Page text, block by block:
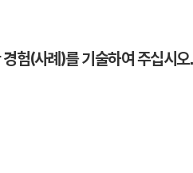
험(사례)를 기술하여 주십시오.